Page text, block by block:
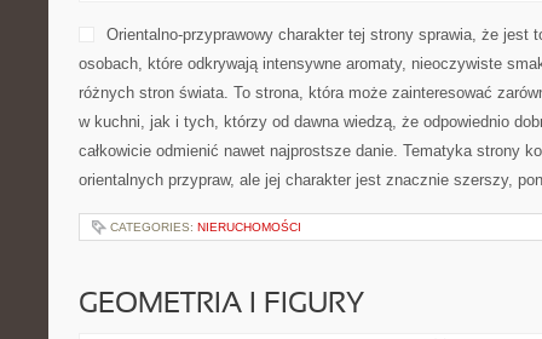
Orientalno-przyprawowy charakter tej strony sprawia, że jest
osobach, które odkrywają intensywne aromaty, nieoczywiste
różnych stron świata. To strona, która może zainteresować
w kuchni, jak i tych, którzy od dawna wiedzą, że odpowiednio
całkowicie odmienić nawet najprostsze danie. Tematyka strony
orientalnych przypraw, ale jej charakter jest znacznie szerszy,
CATEGORIES: NIERUCHOMOŚCI
GEOMETRIA I FIGURY